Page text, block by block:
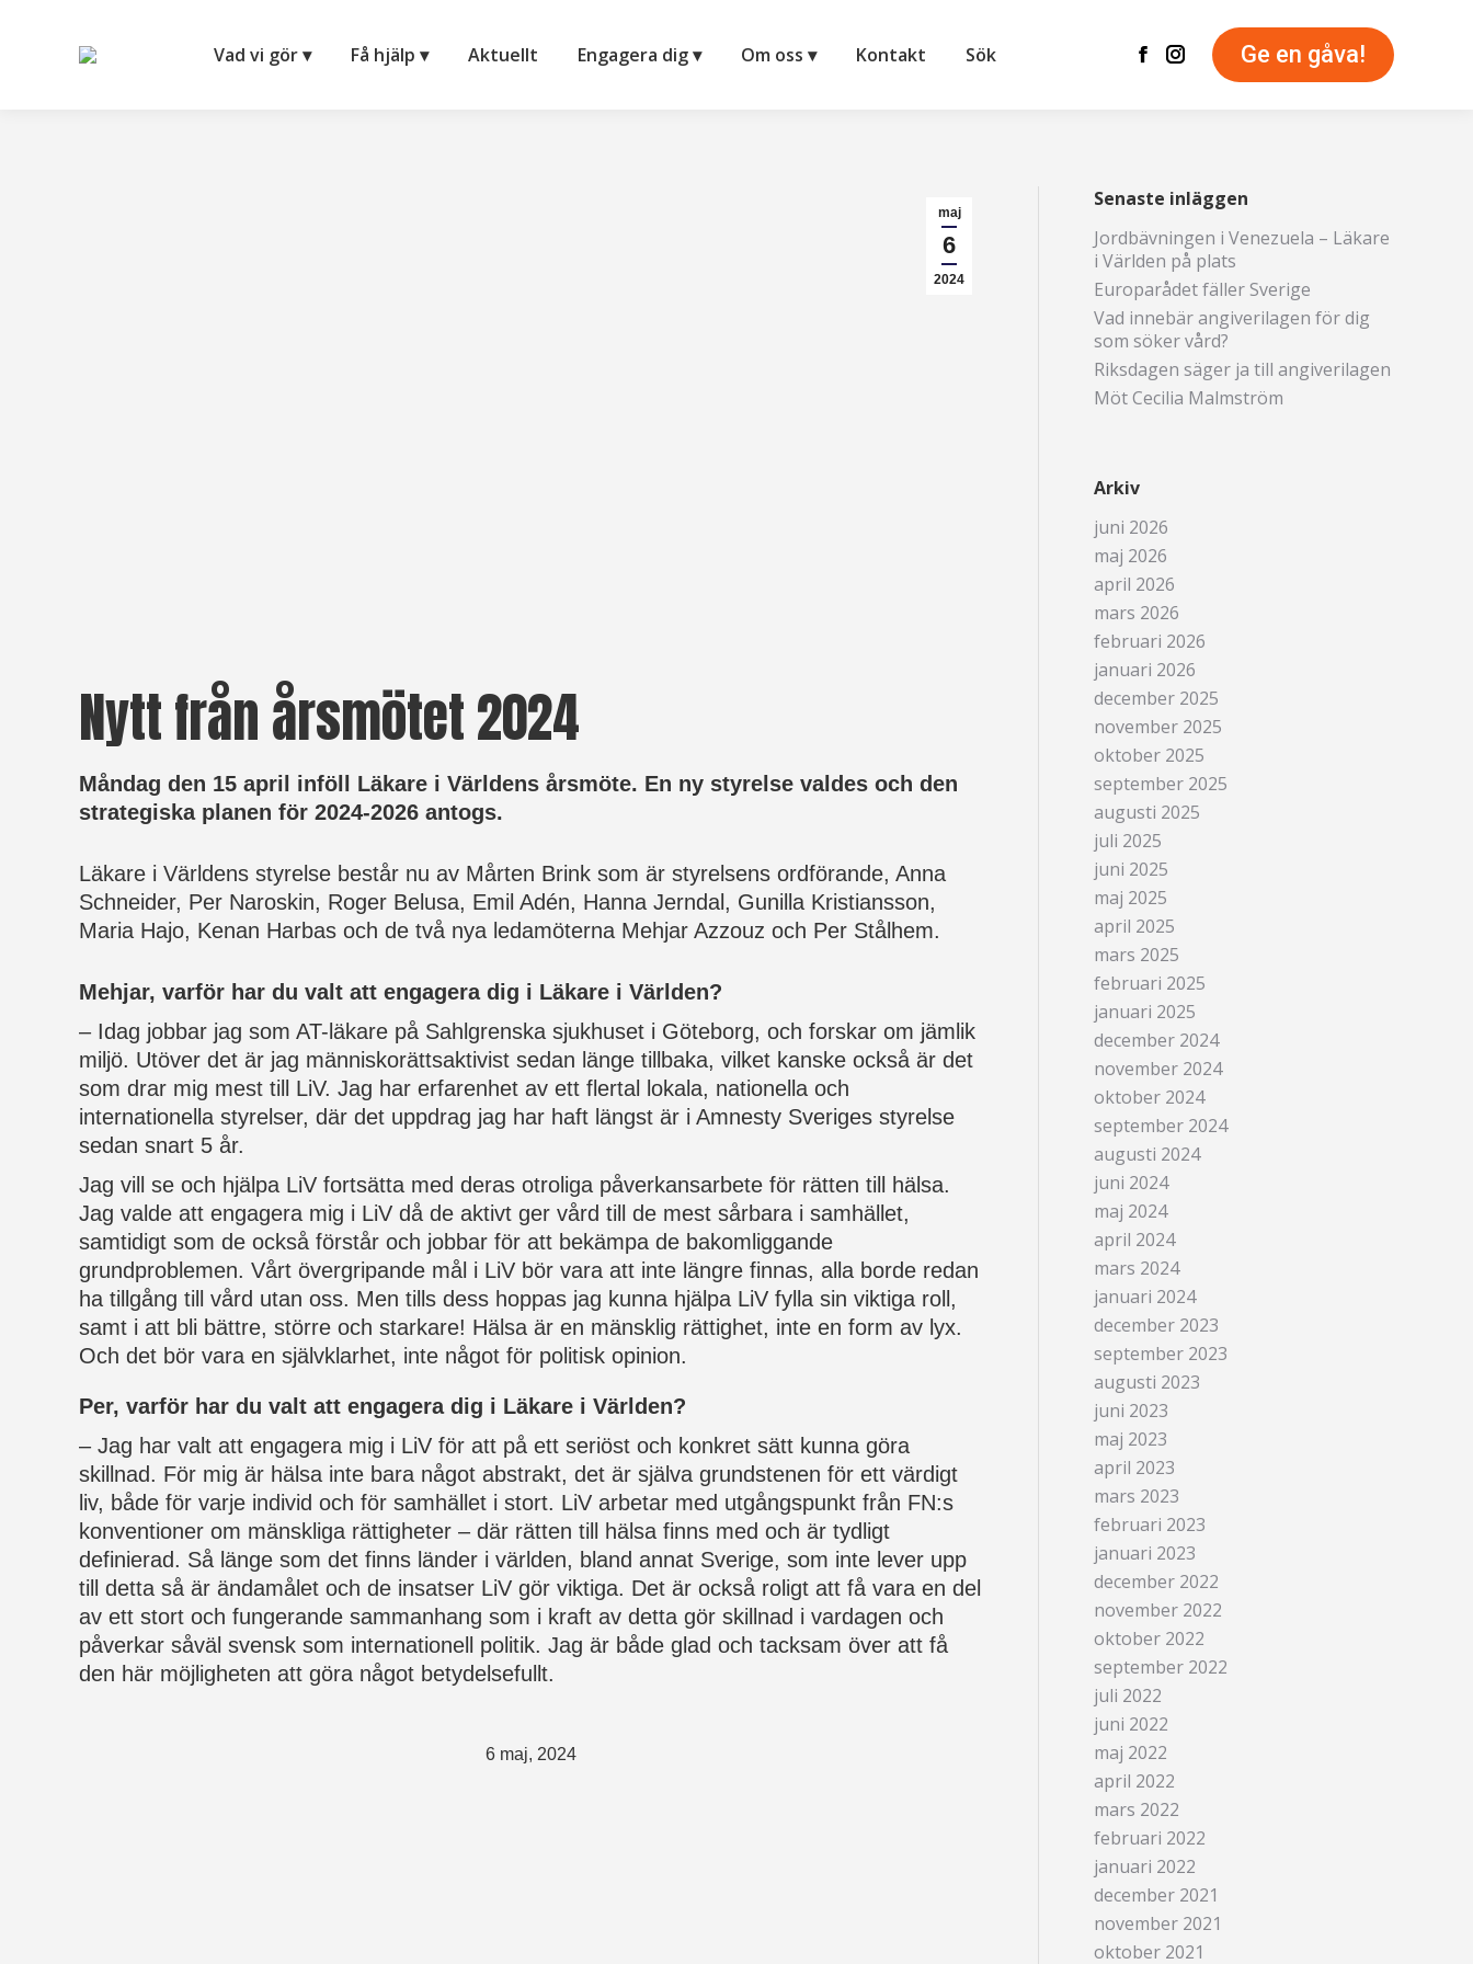
Vad vi gör ▾ Få hjälp ▾ Aktuellt Engagera dig ▾ Om oss ▾ Kontakt Sök
Facebook
window
Instagram
window
Ge en gåva!
maj
6
2024
Nytt från årsmötet 2024
Måndag den 15 april inföll Läkare i Världens årsmöte. En ny styrelse valdes och den
strategiska planen för 2024-2026 antogs.
Läkare i Världens styrelse består nu av Mårten Brink som är styrelsens ordförande, Anna
Schneider, Per Naroskin, Roger Belusa, Emil Adén, Hanna Jerndal, Gunilla Kristiansson,
Maria Hajo, Kenan Harbas och de två nya ledamöterna Mehjar Azzouz och Per Stålhem.
Mehjar, varför har du valt att engagera dig i Läkare i Världen?
– Idag jobbar jag som AT-läkare på Sahlgrenska sjukhuset i Göteborg, och forskar om jämlik
miljö. Utöver det är jag människorättsaktivist sedan länge tillbaka, vilket kanske också är det
som drar mig mest till LiV. Jag har erfarenhet av ett flertal lokala, nationella och
internationella styrelser, där det uppdrag jag har haft längst är i Amnesty Sveriges styrelse
sedan snart 5 år.
Jag vill se och hjälpa LiV fortsätta med deras otroliga påverkansarbete för rätten till hälsa.
Jag valde att engagera mig i LiV då de aktivt ger vård till de mest sårbara i samhället,
samtidigt som de också förstår och jobbar för att bekämpa de bakomliggande
grundproblemen. Vårt övergripande mål i LiV bör vara att inte längre finnas, alla borde redan
ha tillgång till vård utan oss. Men tills dess hoppas jag kunna hjälpa LiV fylla sin viktiga roll,
samt i att bli bättre, större och starkare! Hälsa är en mänsklig rättighet, inte en form av lyx.
Och det bör vara en självklarhet, inte något för politisk opinion.
Per, varför har du valt att engagera dig i Läkare i Världen?
– Jag har valt att engagera mig i LiV för att på ett seriöst och konkret sätt kunna göra
skillnad. För mig är hälsa inte bara något abstrakt, det är själva grundstenen för ett värdigt
liv, både för varje individ och för samhället i stort. LiV arbetar med utgångspunkt från FN:s
konventioner om mänskliga rättigheter – där rätten till hälsa finns med och är tydligt
definierad. Så länge som det finns länder i världen, bland annat Sverige, som inte lever upp
till detta så är ändamålet och de insatser LiV gör viktiga. Det är också roligt att få vara en del
av ett stort och fungerande sammanhang som i kraft av detta gör skillnad i vardagen och
påverkar såväl svensk som internationell politik. Jag är både glad och tacksam över att få
den här möjligheten att göra något betydelsefullt.
6 maj, 2024
Senaste inläggen
Jordbävningen i Venezuela – Läkare
i Världen på plats
Europarådet fäller Sverige
Vad innebär angiverilagen för dig
som söker vård?
Riksdagen säger ja till angiverilagen
Möt Cecilia Malmström
Arkiv
juni 2026
maj 2026
april 2026
mars 2026
februari 2026
januari 2026
december 2025
november 2025
oktober 2025
september 2025
augusti 2025
juli 2025
juni 2025
maj 2025
april 2025
mars 2025
februari 2025
januari 2025
december 2024
november 2024
oktober 2024
september 2024
augusti 2024
juni 2024
maj 2024
april 2024
mars 2024
januari 2024
december 2023
september 2023
augusti 2023
juni 2023
maj 2023
april 2023
mars 2023
februari 2023
januari 2023
december 2022
november 2022
oktober 2022
september 2022
juli 2022
juni 2022
maj 2022
april 2022
mars 2022
februari 2022
januari 2022
december 2021
november 2021
oktober 2021